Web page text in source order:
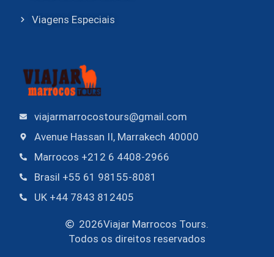
viajarmarrocostours@gmail.com
Avenue Hassan II, Marrakech 40000
Marrocos +212 6 4408-2966
Brasil +55 61 98155-8081
UK +44 7843 812405
2026Viajar Marrocos Tours.
Todos os direitos reservados
Viagens Especiais